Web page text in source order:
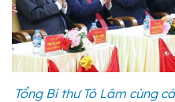
Tổng Bí thư Tô Lâm cùng